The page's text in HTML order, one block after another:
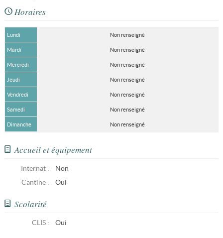
Horaires
Lundi Non renseigné
Mardi Non renseigné
Mercredi Non renseigné
Jeudi Non renseigné
Vendredi Non renseigné
Samedi Non renseigné
Dimanche Non renseigné
Accueil et équipement
Internat :
Non
Cantine :
Oui
Scolarité
CLIS: Oui